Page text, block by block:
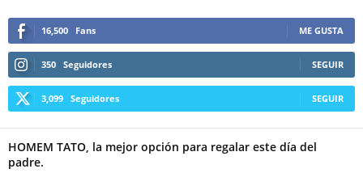
16,500 Fans ME GUSTA
350 Seguidores SEGUIR
3,099 Seguidores SEGUIR
HOMEM TATO, la mejor opción para regalar este día del
padre.